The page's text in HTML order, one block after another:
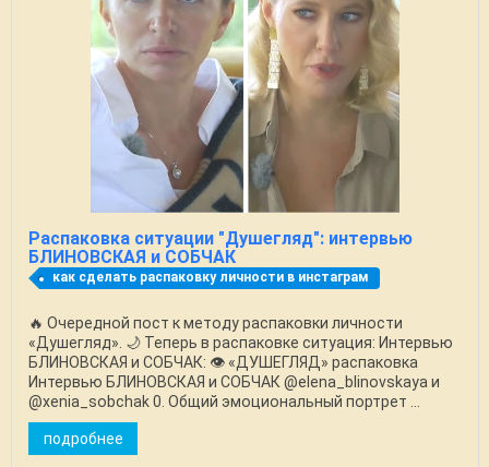
Распаковка ситуации "Душегляд": интервью
БЛИНОВСКАЯ и СОБЧАК
как сделать распаковку личности в инстаграм
🔥 Очередной пост к методу распаковки личности
«Душегляд». 🌙 Теперь в распаковке ситуация: Интервью
БЛИНОВСКАЯ и СОБЧАК: 👁️ «ДУШЕГЛЯД» распаковка
Интервью БЛИНОВСКАЯ и СОБЧАК @elena_blinovskaya и
@xenia_sobchak 0. Общий эмоциональный портрет ...
подробнее